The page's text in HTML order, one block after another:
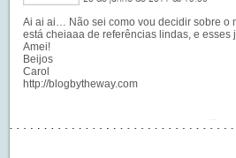
Ai ai ai… Não sei como vou decidir sobre o
está cheiaaa de referências lindas, e esses
Amei!
Beijos
Carol
http://blogbytheway.com